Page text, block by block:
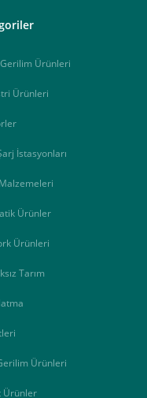
Ürünleri
Ürünleri
İstasyonları
Ürünler
Ürünleri
Tarım
Ürünleri
Ürünler